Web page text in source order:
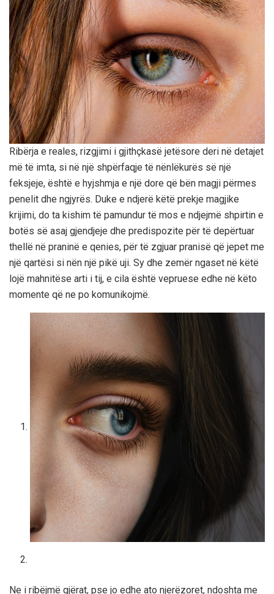
Ribërja e reales, rizgjimi i gjithçkasë jetësore deri në detajet
më të imta, si në një shpërfaqje të nënlëkurës së një
feksjeje, është e hyjshmja e një dore që bën magji përmes
penelit dhe ngjyrës. Duke e ndjerë këtë prekje magjike
krijimi, do ta kishim të pamundur të mos e ndjejmë shpirtin e
botës së asaj gjendjeje dhe predispozite për të depërtuar
thellë në praninë e qenies, për të zgjuar pranisë që jepet me
një qartësi si nën një pikë uji. Sy dhe zemër ngaset në këtë
lojë mahnitëse arti i tij, e cila është vepruese edhe në këto
momente që ne po komunikojmë.
Ne i ribëjmë gjërat, pse jo edhe ato njerëzoret, ndoshta me